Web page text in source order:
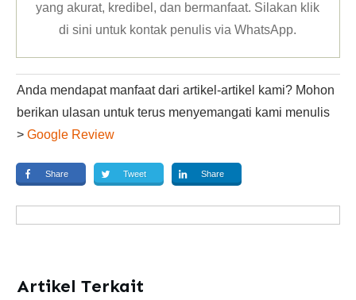
yang akurat, kredibel, dan bermanfaat. Silakan klik
di sini untuk kontak penulis via WhatsApp.
Anda mendapat manfaat dari artikel-artikel kami? Mohon
berikan ulasan untuk terus menyemangati kami menulis
> Google Review
Share Tweet Share
Artikel Terkait